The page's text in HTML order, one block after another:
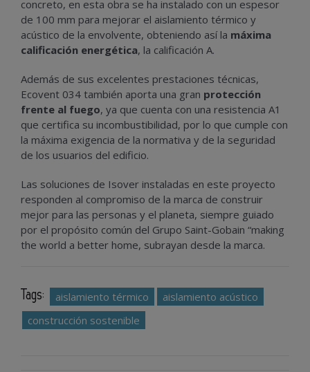
concreto, en esta obra se ha instalado con un espesor
de 100 mm para mejorar el aislamiento térmico y
acústico de la envolvente, obteniendo así la máxima
calificación energética, la calificación A.
Además de sus excelentes prestaciones técnicas,
Ecovent 034 también aporta una gran protección
frente al fuego, ya que cuenta con una resistencia A1
que certifica su incombustibilidad, por lo que cumple con
la máxima exigencia de la normativa y de la seguridad
de los usuarios del edificio.
Las soluciones de Isover instaladas en este proyecto
responden al compromiso de la marca de construir
mejor para las personas y el planeta, siempre guiado
por el propósito común del Grupo Saint-Gobain “making
the world a better home, subrayan desde la marca.
Tags: aislamiento térmico
aislamiento acústico
construcción sostenible